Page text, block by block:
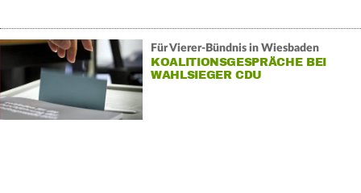
Für Vierer-Bündnis in Wiesbaden
KOALITIONSGESPRÄCHE BEI
WAHLSIEGER CDU